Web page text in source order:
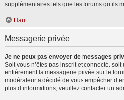
supplémentaires tels que les forums qu’ils
Haut
Messagerie privée
Je ne peux pas envoyer de messages
Soit vous n’êtes pas inscrit et connecté,
entièrement la messagerie privée sur le
modérateur a décidé de vous empêcher
plus d’informations, veuillez contacter un